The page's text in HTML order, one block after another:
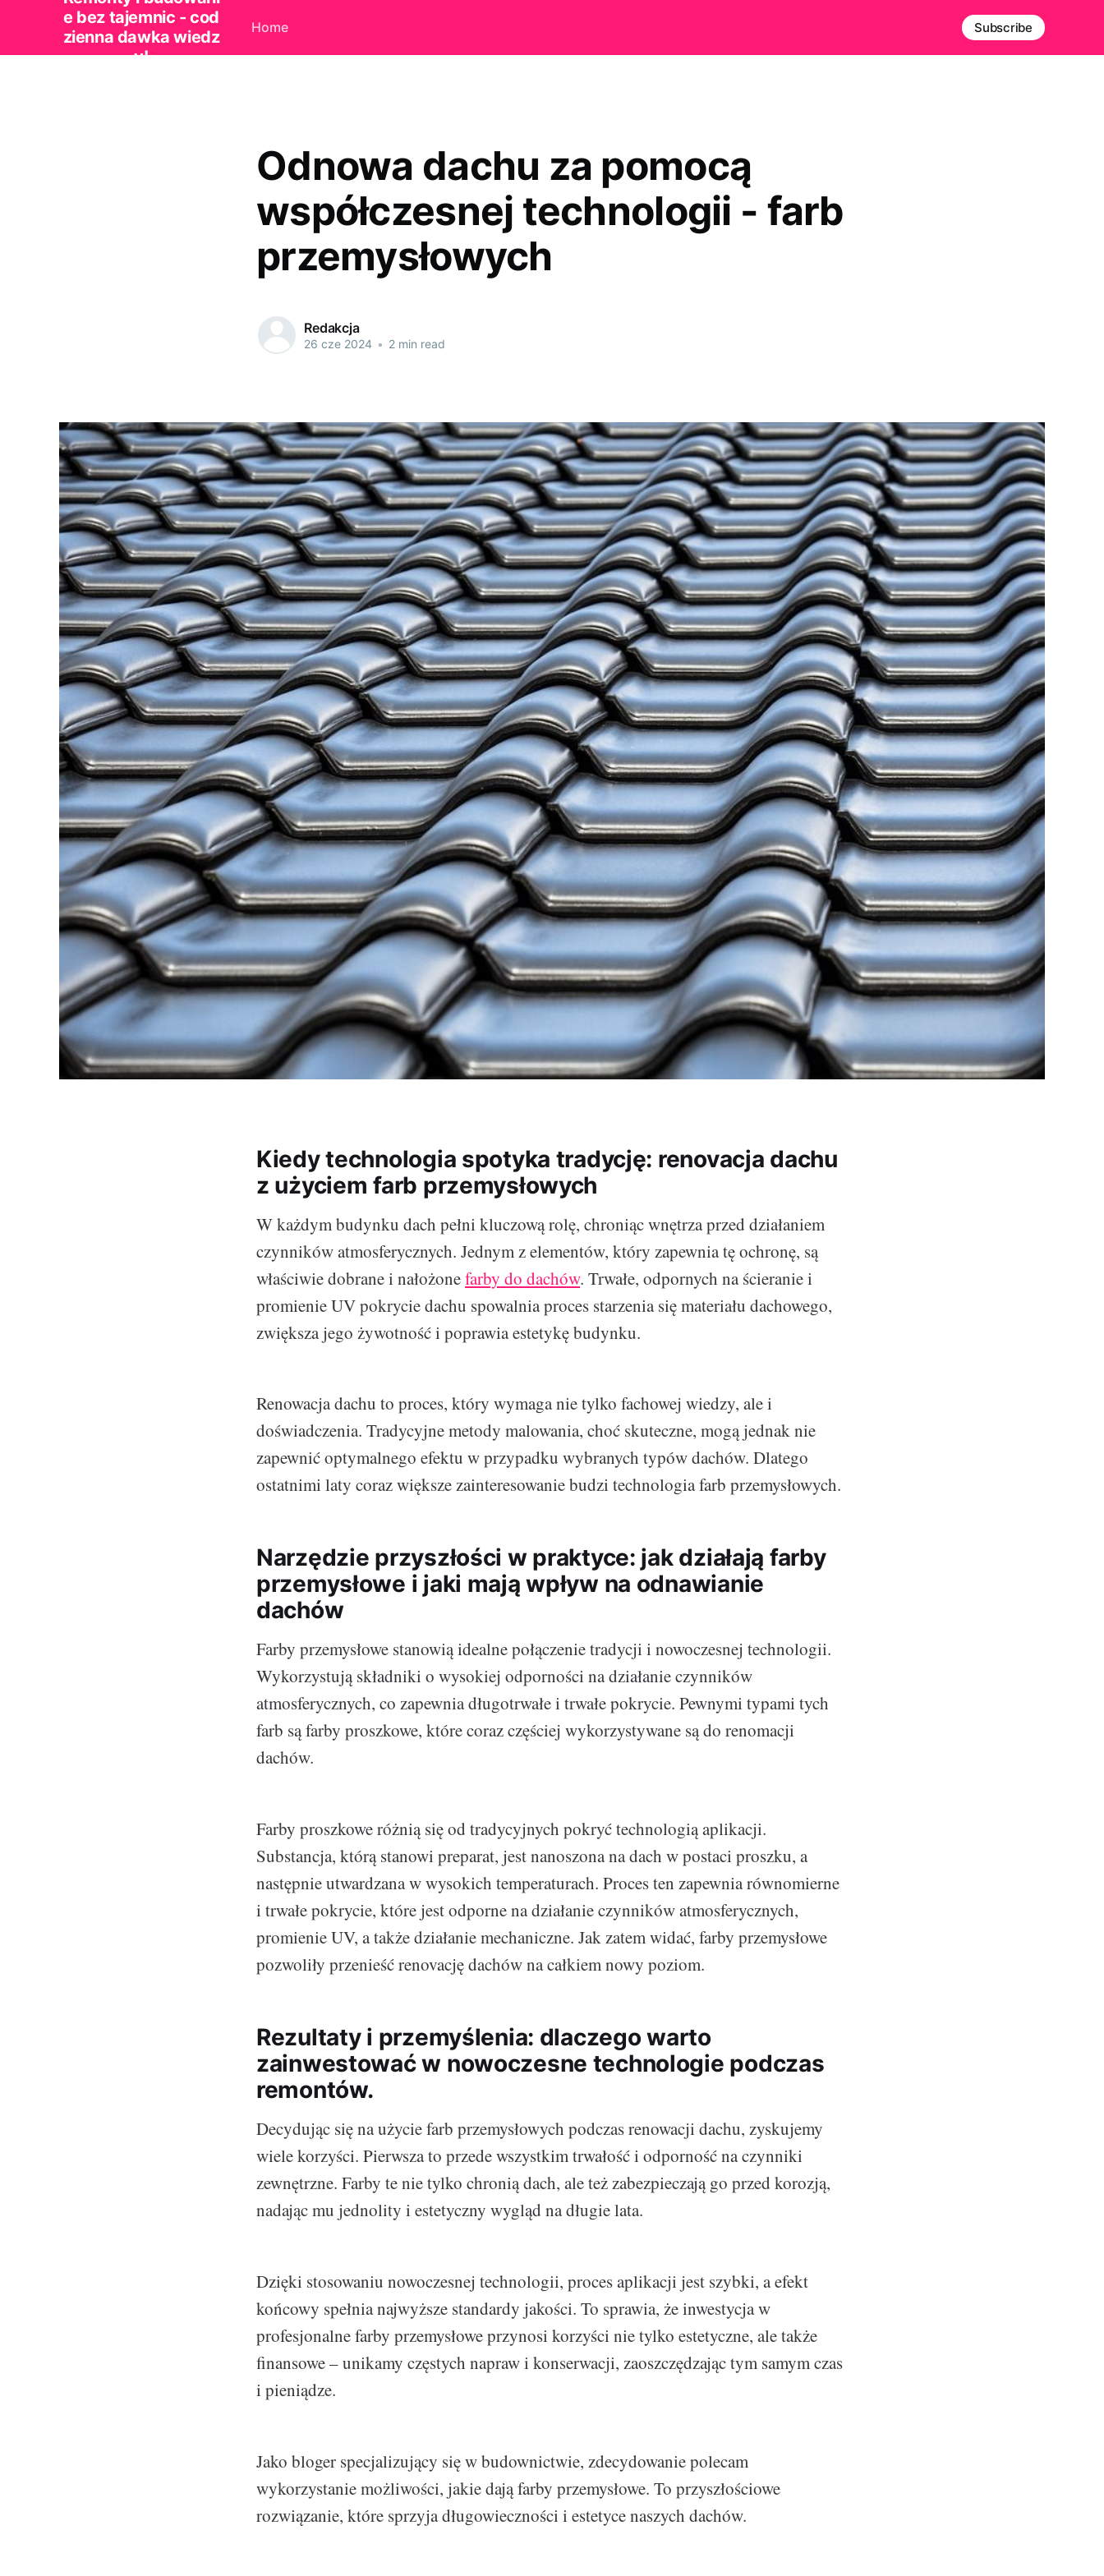
e bez tajemnic - cod
zienna dawka wiedz
y!
Home Subscribe
Odnowa dachu za pomocą
współczesnej technologii - farb
przemysłowych
Redakcja
26 cze 2024 • 2 min read
Kiedy technologia spotyka tradycję: renovacja dachu
z użyciem farb przemysłowych
W każdym budynku dach pełni kluczową rolę, chroniąc wnętrza przed działaniem
czynników atmosferycznych. Jednym z elementów, który zapewnia tę ochronę, są
właściwie dobrane i nałożonefarby do dachów. Trwałe, odpornych na ścieranie i
promienie UV pokrycie dachu spowalnia proces starzenia się materiału dachowego,
zwiększa jego żywotność i poprawia estetykę budynku.
Renowacja dachu to proces, który wymaga nie tylko fachowej wiedzy, ale i
doświadczenia. Tradycyjne metody malowania, choć skuteczne, mogą jednak nie
zapewnić optymalnego efektu w przypadku wybranych typów dachów. Dlatego
ostatnimi laty coraz większe zainteresowanie budzi technologia farb przemysłowych.
Narzędzie przyszłości w praktyce: jak działają farby
przemysłowe i jaki mają wpływ na odnawianie
dachów
Farby przemysłowe stanowią idealne połączenie tradycji i nowoczesnej technologii.
Wykorzystują składniki o wysokiej odporności na działanie czynników
atmosferycznych, co zapewnia długotrwałe i trwałe pokrycie. Pewnymi typami tych
farb są farby proszkowe, które coraz częściej wykorzystywane są do renomacji
dachów.
Farby proszkowe różnią się od tradycyjnych pokryć technologią aplikacji.
Substancja, którą stanowi preparat, jest nanoszona na dach w postaci proszku, a
następnie utwardzana w wysokich temperaturach. Proces ten zapewnia równomierne
i trwałe pokrycie, które jest odporne na działanie czynników atmosferycznych,
promienie UV, a także działanie mechaniczne. Jak zatem widać, farby przemysłowe
pozwoliły przenieść renovację dachów na całkiem nowy poziom.
Rezultaty i przemyślenia: dlaczego warto
zainwestować w nowoczesne technologie podczas
remontów.
Decydując się na użycie farb przemysłowych podczas renowacji dachu, zyskujemy
wiele korzyści. Pierwsza to przede wszystkim trwałość i odporność na czynniki
zewnętrzne. Farby te nie tylko chronią dach, ale też zabezpieczają go przed korozją,
nadając mu jednolity i estetyczny wygląd na długie lata.
Dzięki stosowaniu nowoczesnej technologii, proces aplikacji jest szybki, a efekt
końcowy spełnia najwyższe standardy jakości. To sprawia, że inwestycja w
profesjonalne farby przemysłowe przynosi korzyści nie tylko estetyczne, ale także
finansowe – unikamy częstych napraw i konserwacji, zaoszczędzając tym samym czas
i pieniądze.
Jako bloger specjalizujący się w budownictwie, zdecydowanie polecam
wykorzystanie możliwości, jakie dają farby przemysłowe. To przyszłościowe
rozwiązanie, które sprzyja długowieczności i estetyce naszych dachów.